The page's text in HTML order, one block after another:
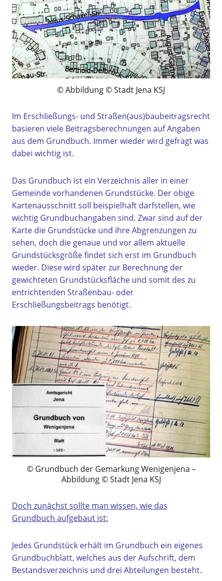
Abbildung © Stadt Jena KSJ
Im Erschließungs- und Straßen(aus)baubeitragsrecht
basieren viele Beitragsberechnungen auf Angaben
aus dem Grundbuch. Immer wieder wird gefragt was
dabei wichtig ist.
Das Grundbuch ist ein Verzeichnis aller in einer
Gemeinde vorhandenen Grundstücke. Der obige
Kartenausschnitt soll beispielhaft darfstellen, wie
wichtig Grundbuchangaben sind. Zwar sind auf der
Karte die Grundstücke und ihre Abgrenzungen zu
sehen, doch die genaue und vor allem aktuelle
Grundstücksgröße findet sich erst im Grundbuch
wieder. Diese wird später zur Berechnung der
gewichteten Grundstücksfläche und somit des zu
entrichtenden Straßenbau- oder
Erschließungsbeitrags benötigt.
Grundbuch der Gemarkung Wenigenjena –
Abbildung © Stadt Jena KSJ
Doch zunächst sollte man wissen, wie das
Grundbuch aufgebaut ist:
Jedes Grundstück erhält im Grundbuch ein eigenes
Grundbuchblatt, welches aus der Aufschrift, dem
Bestandsverzeichnis und drei Abteilungen besteht.